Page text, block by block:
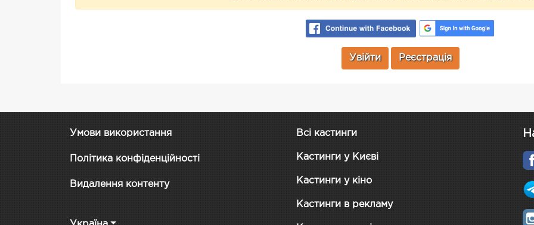
Увійти Реєстрація
Умови використання
Політика конфіденційності
Видалення контенту
Всі кастинги
Кастинги у Києві
Кастинги у кіно
Кастинги в рекламу